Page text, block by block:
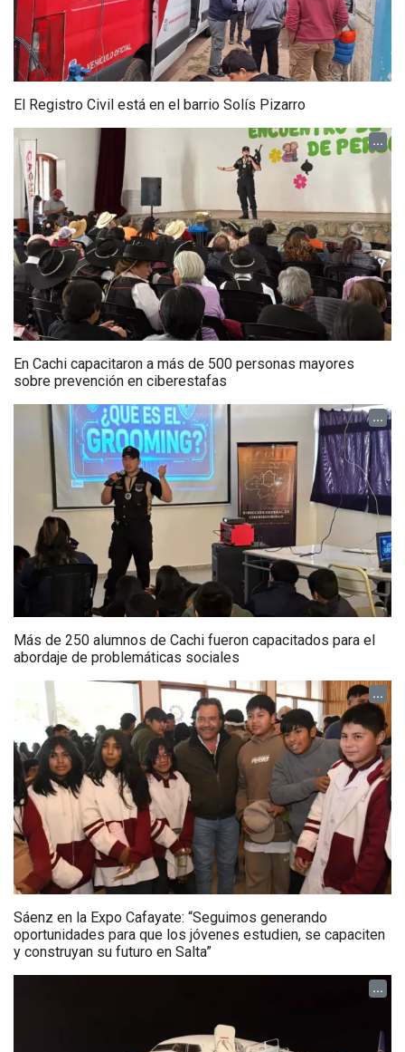
El Registro Civil está en el barrio Solís Pizarro
...
En Cachi capacitaron a más de 500 personas mayores
sobre prevención en ciberestafas
...
Más de 250 alumnos de Cachi fueron capacitados para el
abordaje de problemáticas sociales
...
Sáenz en la Expo Cafayate: “Seguimos generando
oportunidades para que los jóvenes estudien, se capaciten
y construyan su futuro en Salta”
...